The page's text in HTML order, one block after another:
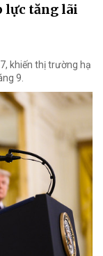
lực tăng lãi
khiến thị trường hạ
9.